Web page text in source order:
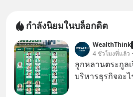
กำลังนิยมในบล็อกดิต
WealthThink
4 ชั่วโมงที่แล้ว
ลูกหลานตระกูล
บริหารธุรกิจอะไ